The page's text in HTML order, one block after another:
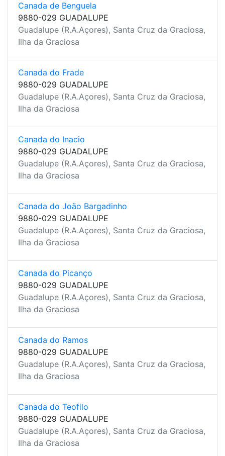
Canada de Benguela
9880-029 GUADALUPE
Guadalupe (R.A.Açores), Santa Cruz da Graciosa,
Ilha da Graciosa
Canada do Frade
9880-029 GUADALUPE
Guadalupe (R.A.Açores), Santa Cruz da Graciosa,
Ilha da Graciosa
Canada do Inacio
9880-029 GUADALUPE
Guadalupe (R.A.Açores), Santa Cruz da Graciosa,
Ilha da Graciosa
Canada do João Bargadinho
9880-029 GUADALUPE
Guadalupe (R.A.Açores), Santa Cruz da Graciosa,
Ilha da Graciosa
Canada do Picanço
9880-029 GUADALUPE
Guadalupe (R.A.Açores), Santa Cruz da Graciosa,
Ilha da Graciosa
Canada do Ramos
9880-029 GUADALUPE
Guadalupe (R.A.Açores), Santa Cruz da Graciosa,
Ilha da Graciosa
Canada do Teofilo
9880-029 GUADALUPE
Guadalupe (R.A.Açores), Santa Cruz da Graciosa,
Ilha da Graciosa